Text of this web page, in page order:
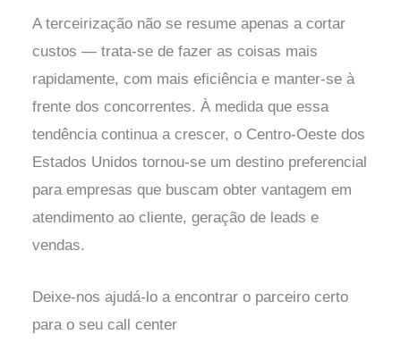
A terceirização não se resume apenas a cortar
custos — trata-se de fazer as coisas mais
rapidamente, com mais eficiência e manter-se à
frente dos concorrentes. À medida que essa
tendência continua a crescer, o Centro-Oeste dos
Estados Unidos tornou-se um destino preferencial
para empresas que buscam obter vantagem em
atendimento ao cliente, geração de leads e
vendas.
Deixe-nos ajudá-lo a encontrar o parceiro certo
para o seu call center